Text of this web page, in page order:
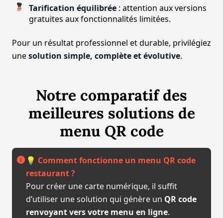
Tarification équilibrée : attention aux versions
gratuites aux fonctionnalités limitées.
Pour un résultat professionnel et durable, privilégiez
unesolution simple, complète et évolutive.
Notre comparatif des
meilleures solutions de
menu QR code
💡 Comment fonctionne un menu QR code
restaurant ?
Pour créer une carte numérique, il suffit
d’utiliser une solution qui génère un QR code
renvoyant vers votre menu en ligne.